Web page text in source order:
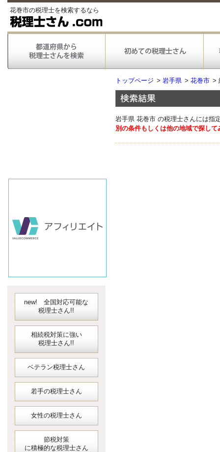
花巻市の税理士を検索するなら
new! 全国対応可能な
税理士さん!!
相続税対策に強い
税理士さん!!
ベテラン税理士さん
若手の税理士さん
女性の税理士さん
節税対策
に積極的な税理士さん
トップページ > 岩手県 > 花巻市 >
岩手県 花巻市 の税理士さんには指
別の条件もしくは他の地域で探して